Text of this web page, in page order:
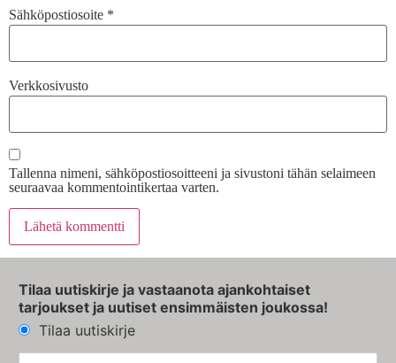
Sähköpostiosoite *
Verkkosivusto
Tallenna nimeni, sähköpostiosoitteeni ja sivustoni tähän selaimeen
seuraavaa kommentointikertaa varten.
Tilaa uutiskirje ja vastaanota ajankohtaiset
tarjoukset ja uutiset ensimmäisten joukossa!
Tilaa uutiskirje